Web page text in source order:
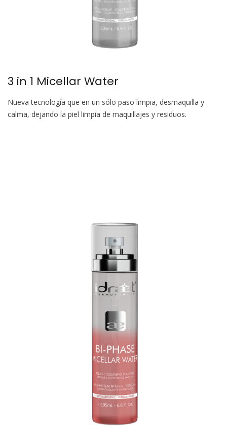
3 in 1 Micellar Water
Nueva tecnología que en un sólo paso limpia, desmaquilla y
calma, dejando la piel limpia de maquillajes y residuos.